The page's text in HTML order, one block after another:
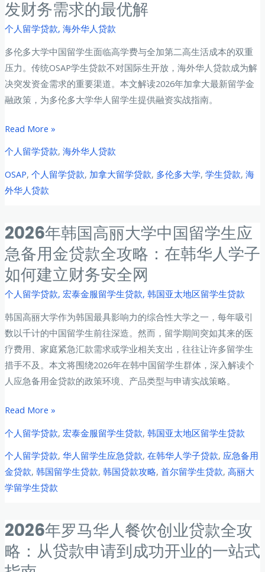
古
城
之
资
保
障
指
学
生
人
贷
款
全
略：
留
本
发
财
务
需
求
的
优
发财务需求的最优解
个人留学贷款, 海外华人贷款
多伦多大学中国留学生面临高学费与全加第二高生活成本的双重
压力。传统OSAP学生贷款不对国际生开放，海外华人贷款成为解
决突发资金需求的重要渠道。本文解读2026年加拿大最新留学金
融政策，为多伦多大学华人留学生提供融资实战指南。
2026
加
拿
大
伦
多
大
学
中
留
学
生
海
外
人
贷
全
攻
略：
学
期
间
Read More »
个人留学贷款, 海外华人贷款
OSAP, 个人留学贷款, 加拿大留学贷款, 多伦多大学, 学生贷款, 海
外华人贷款
2026年韩国高丽大学中国留学生应
急备用金贷款全攻略：在韩华人学子
如何建立财务安全网
个人留学贷款, 宏泰金服留学生贷款, 韩国亚太地区留学生贷款
韩国高丽大学作为韩国最具影响力的综合性大学之一，每年吸引
数以千计的中国留学生前往深造。然而，留学期间突如其来的医
疗费用、家庭紧急汇款需求或学业相关支出，往往让许多留学生
措手不及。本文将围绕2026年在韩中国留学生群体，深入解读个
人应急备用金贷款的政策环境、产品类型与申请实战策略。
2026
韩
国
高
丽
学
中
国
留
Read More »
个人留学贷款, 宏泰金服留学生贷款, 韩国亚太地区留学生贷款
个人留学贷款, 华人留学生应急贷款, 在韩华人学子贷款, 应急备用
金贷款, 韩国留学生贷款, 韩国贷款攻略, 首尔留学生贷款, 高丽大
学留学生贷款
2026年罗马华人餐饮创业贷款全攻
略：从贷款申请到成功开业的一站式